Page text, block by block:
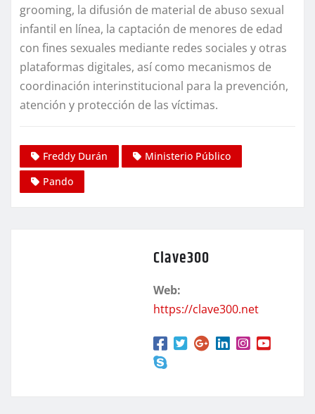
grooming, la difusión de material de abuso sexual
infantil en línea, la captación de menores de edad
con fines sexuales mediante redes sociales y otras
plataformas digitales, así como mecanismos de
coordinación interinstitucional para la prevención,
atención y protección de las víctimas.
Freddy Durán
Ministerio Público
Pando
Clave300
Web:
https://clave300.net